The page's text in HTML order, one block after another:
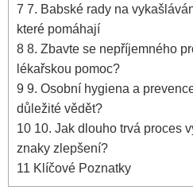
7 7. Babské rady na
které pomáhají
8 8. Zbavte se nepříjemného
lékařskou pomoc?
9 9. Osobní hygiena a
důležité vědět?
10 10. Jak dlouho trvá proces
znaky zlepšení?
11 Klíčové Poznatky